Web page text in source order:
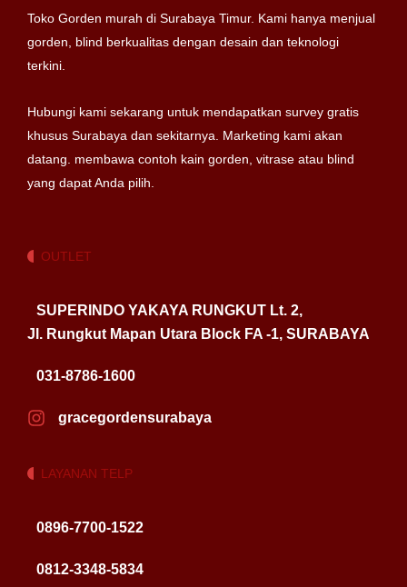
Toko Gorden murah di Surabaya Timur. Kami hanya menjual
gorden, blind berkualitas dengan desain dan teknologi
terkini.
Hubungi kami sekarang untuk mendapatkan survey gratis
khusus Surabaya dan sekitarnya. Marketing kami akan
datang. membawa contoh kain gorden, vitrase atau blind
yang dapat Anda pilih.
OUTLET
SUPERINDO YAKAYA RUNGKUT Lt. 2,
Jl. Rungkut Mapan Utara Block FA -1, SURABAYA
031-8786-1600
gracegordensurabaya
LAYANAN TELP
0896-7700-1522
0812-3348-5834